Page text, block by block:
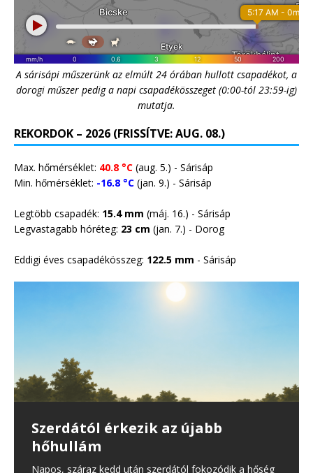
A sárisápi műszerünk az elmúlt 24 órában hullott csapadékot, a
dorogi műszer pedig a napi csapadékösszeget (0:00-tól 23:59-ig)
mutatja.
REKORDOK – 2026 (FRISSÍTVE: AUG. 08.)
Max. hőmérséklet: 40.8 °C (aug. 5.) - Sárisáp
Min. hőmérséklet: -16.8 °C (jan. 9.) - Sárisáp
Legtöbb csapadék: 15.4 mm (máj. 16.) - Sárisáp
Legvastagabb hóréteg: 23 cm (jan. 7.) - Dorog
Eddigi éves csapadékösszeg: 122.5 mm - Sárisáp
35 erdő- és vegetációtűz
keletkezett Magyarországon –
köztük térségünkben is volt egy
Önmérsékletet kérnek a
lakosságtól a rendkívüli aszály
miatt
Harmadfokú hőségriasztás lép
érvénybe csütörtöktől
Újabb hőhullám éri el a Kárpát-medencét, ezért az
Szerdától érkezik az újabb
hőhullám
Napos, száraz kedd után szerdától fokozódik a hőség
Csapadék nélkül vonultak át a
hidegfrontok
Június első hetében három hidegfront (!) is érkezett, de